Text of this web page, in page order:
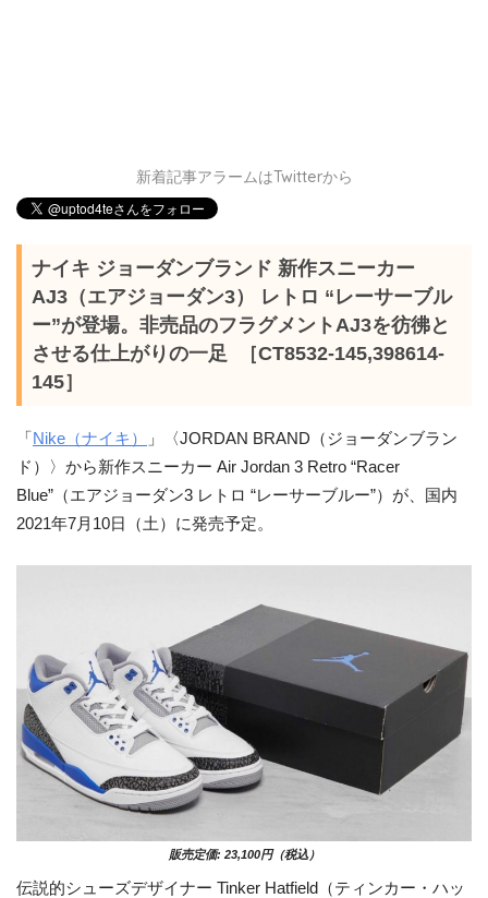
新着記事アラームはTwitterから
ナイキ ジョーダンブランド 新作スニーカー
AJ3（エアジョーダン3） レトロ “レーサーブル
ー”が登場。非売品のフラグメントAJ3を彷彿と
させる仕上がりの一足 ［CT8532-145,398614-
145］
「 Nike（ナイキ）
」〈JORDAN BRAND（ジョーダンブラン
ド）〉から新作スニーカー Air Jordan 3 Retro “Racer
Blue”（エアジョーダン3 レトロ “レーサーブルー”）が、国内
2021年7月10日（土）に発売予定。
販売定価: 23,100円（税込）
伝説的シューズデザイナー Tinker Hatfield（ティンカー・ハッ